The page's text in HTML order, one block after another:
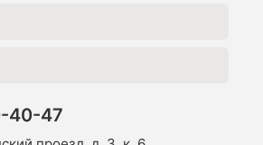
40-47